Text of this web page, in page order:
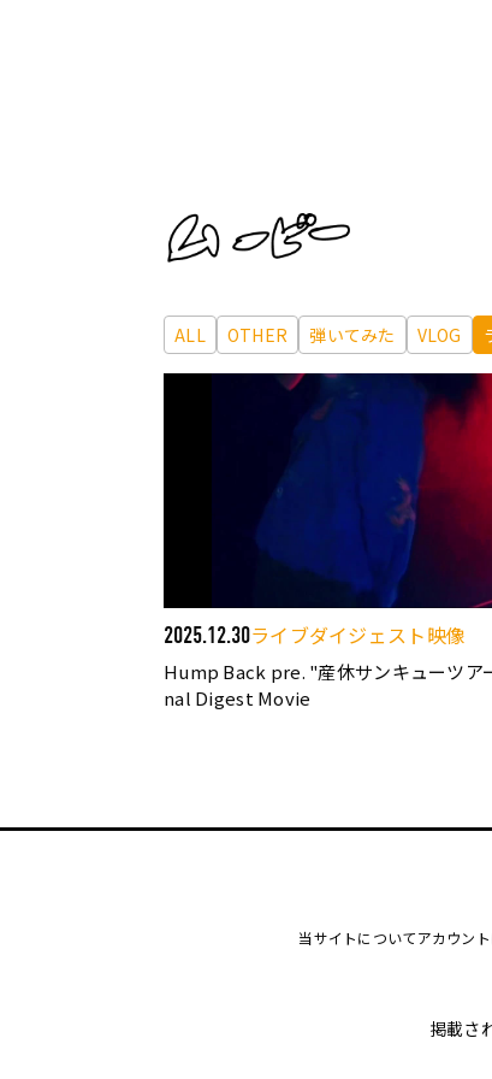
ALL OTHER 弾いてみた VLOG
2025.12.30ライブダイジェスト映像
Hump Back pre. "産休サンキューツア
nal Digest Movie
当サイトについてアカウン
掲載さ